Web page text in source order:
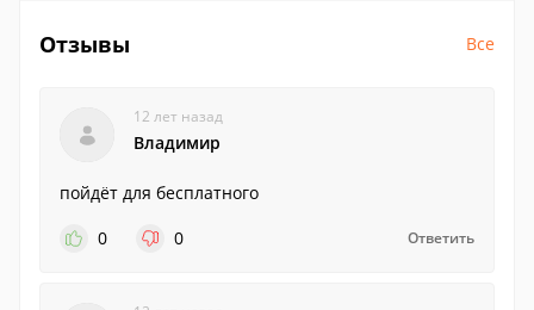
Отзывы Все
12 лет назад
Владимир
пойдёт для бесплатного
0
0 Ответить